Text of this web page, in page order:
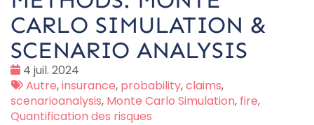
CARLO SIMULATION &
SCENARIO ANALYSIS
Date
:
4 juil. 2024
Tags
:
Autre,insurance, probability,claims,
scenarioanalysis, Monte Carlo Simulation, fire,
Quantification des risques